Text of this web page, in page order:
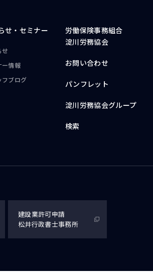
せ・ セミナー
せ
ー情報
フブログ
労働保険事務組合
淀川労務協会
お問い合わせ
パンフレット
淀川労務協会グループ
検索
建設業許可申請
松井行政書士事務所